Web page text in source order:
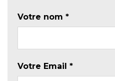
Votre nom *
Votre Email *